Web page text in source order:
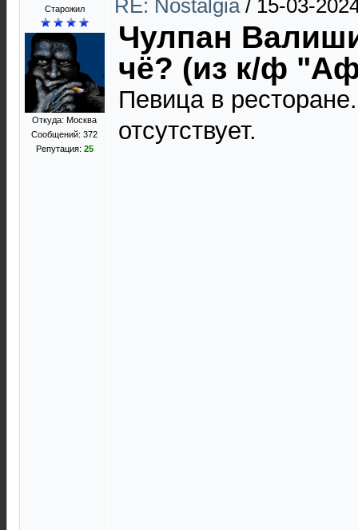
Старожил
Откуда: Москва
Сообщений: 372
Репутация: 25
RE: Nostalgia / 15-03-
Чулпан
чё? (из к/ф
Певица в
отсутствует.